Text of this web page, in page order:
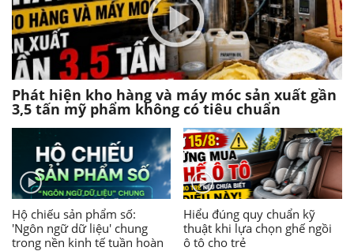
Phát hiện kho hàng và máy móc sản xuất gần
3,5 tấn mỹ phẩm không có tiêu chuẩn
Hộ chiếu sản phẩm số:
'Ngôn ngữ dữ liệu' chung
trong nền kinh tế tuần hoàn
Hiểu đúng quy chuẩn kỹ
thuật khi lựa chọn ghế ngồi
ô tô cho trẻ